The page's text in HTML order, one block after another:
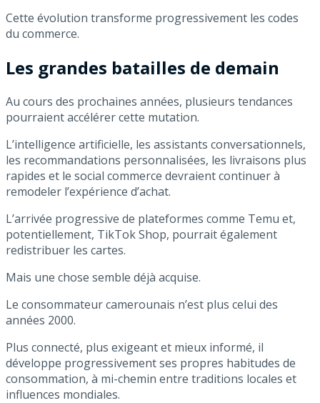
Cette évolution transforme progressivement les codes
du commerce.
Les grandes batailles de demain
Au cours des prochaines années, plusieurs tendances
pourraient accélérer cette mutation.
L’intelligence artificielle, les assistants conversationnels,
les recommandations personnalisées, les livraisons plus
rapides et le social commerce devraient continuer à
remodeler l’expérience d’achat.
L’arrivée progressive de plateformes comme Temu et,
potentiellement, TikTok Shop, pourrait également
redistribuer les cartes.
Mais une chose semble déjà acquise.
Le consommateur camerounais n’est plus celui des
années 2000.
Plus connecté, plus exigeant et mieux informé, il
développe progressivement ses propres habitudes de
consommation, à mi-chemin entre traditions locales et
influences mondiales.